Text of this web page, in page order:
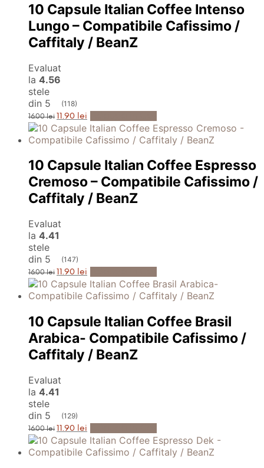
10 Capsule Italian Coffee Intenso
Lungo – Compatibile Cafissimo /
Caffitaly / BeanZ
Evaluat
la 4.56
stele
din 5
(118)
16.00lei Prețul
inițial
a
fost:
11.90 lei Prețul
curent
este:
11.90 lei.
10 Capsule Italian Coffee Espresso
Cremoso – Compatibile Cafissimo /
Caffitaly / BeanZ
Evaluat
la 4.41
stele
din 5
(147)
16.00lei Prețul
inițial
a
fost:
11.90 lei Prețul
curent
este:
11.90 lei.
10 Capsule Italian Coffee Brasil
Arabica- Compatibile Cafissimo /
Caffitaly / BeanZ
Evaluat
la 4.41
stele
din 5
(129)
16.00lei Prețul
inițial
a
fost:
11.90 lei Prețul
curent
este:
11.90 lei.